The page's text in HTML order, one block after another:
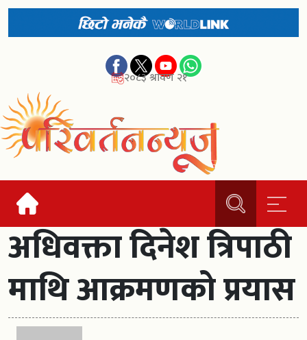
२०८३ श्रावण २१
अधिवक्ता दिनेश त्रिपाठी
माथि आक्रमणको प्रयास